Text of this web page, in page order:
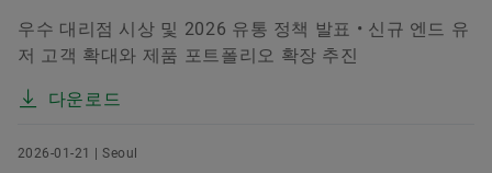
우수 대리점 시상 및 2026 유통 정책 발표 • 신규 엔드 유
저 고객 확대와 제품 포트폴리오 확장 추진
다운로드
2026-01-21 | Seoul